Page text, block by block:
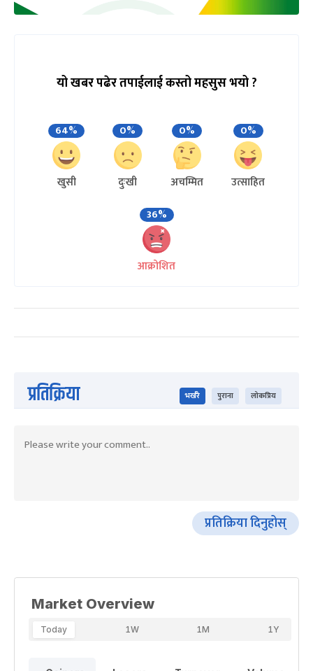
यो खबर पढेर तपाईलाई कस्तो महसुस भयो ?
64%
खुसी
0%
दुःखी
0%
अचम्मित
0%
उत्साहित
36%
आक्रोशित
प्रतिक्रिया भर्खरै पुराना लोकप्रिय
प्रतिक्रिया दिनुहोस्